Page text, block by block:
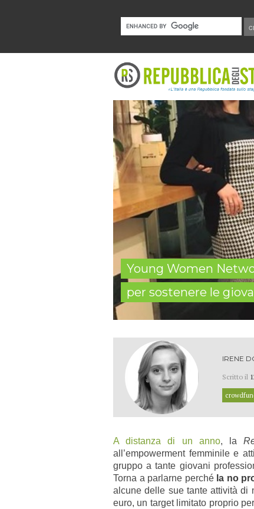
Young Women
per sostenere le
IRENE
Scritto il
A distanza di un anno, la
all’empowerment femminile e
gruppo a tante giovani
Torna a parlarne perché la no
alcune delle sue tante attività di
euro, un target limitato proprio